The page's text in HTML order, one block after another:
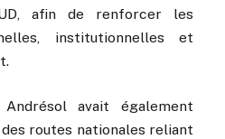
afin de renforcer les
institutionnelles et
avait également
routes nationales reliant